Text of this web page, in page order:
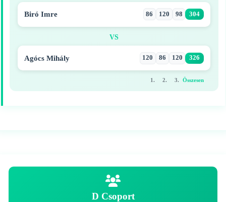
Biró Imre 86 120 98 304
VS
Agócs Mihály 120 86 120 326
1. 2. 3. Összesen
D Csoport